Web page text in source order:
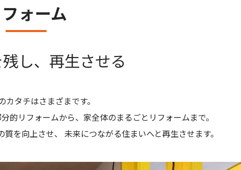
ォーム
し、再生させる
カタチはさまざまです。
的リフォームから、家全体のまるごとリフォームまで。
を向上させ、 未来につながる住まいへと再生させます。